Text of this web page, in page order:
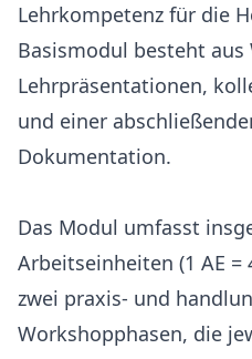
Lehrkompetenz für die
Basismodul besteht aus
Lehrpräsentationen,
und einer
Dokumentation.
Das Modul umfasst
Arbeitseinheiten (1 AE =
zwei praxis- und
Workshopphasen, die